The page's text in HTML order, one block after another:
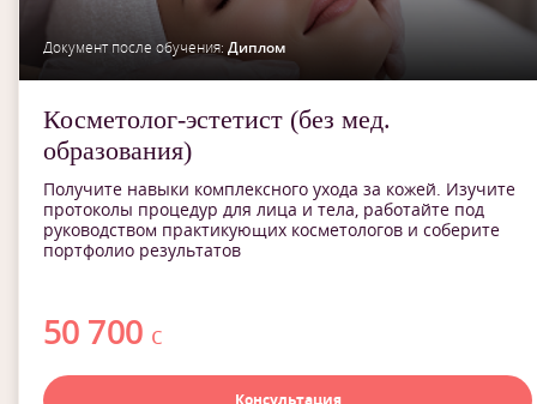
Документ после обучения: Диплом
Косметолог-эстетист (без мед.
образования)
Получите навыки комплексного ухода за кожей. Изучите
протоколы процедур для лица и тела, работайте под
руководством практикующих косметологов и соберите
портфолио результатов
50 700 с
Консультация